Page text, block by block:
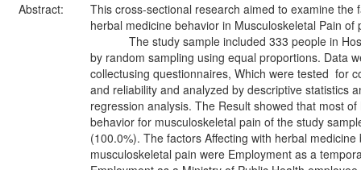
Abstract:
This cross-sectional research aimed to examine the
herbal medicine behavior in Musculoskeletal Pain
The study sample included 333 people in
by random sampling using equal proportions. Data
collectusing questionnaires, Which were tested for
and reliability and analyzed by descriptive statistics
regression analysis. The Result showed that most
behavior for musculoskeletal pain of the study
(100.0%). The factors Affecting with herbal medicine
musculoskeletal pain were Employment as a